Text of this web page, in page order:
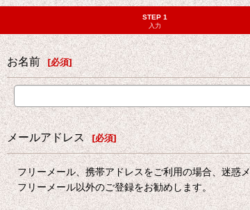
STEP 1
入力
お名前 [必須]
メールアドレス [必須]
フリーメール、携帯アドレスをご利用の場合、迷惑
フリーメール以外のご登録をお勧めします。